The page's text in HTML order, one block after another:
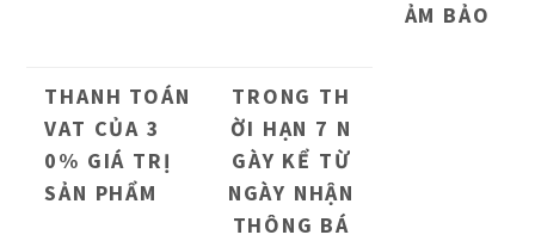
ẢM BẢO
THANH TOÁN
VAT CỦA 3
0% GIÁ TRỊ
SẢN PHẨM
TRONG TH
ỜI HẠN 7 N
GÀY KỂ TỪ
NGÀY NHẬN
THÔNG BÁ